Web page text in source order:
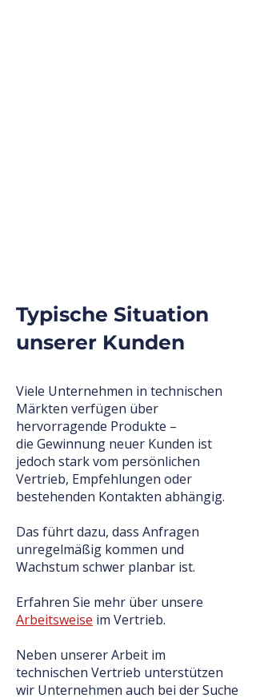
Typische Situation
unserer Kunden
Viele Unternehmen in technischen
Märkten verfügen über
hervorragende Produkte –
die Gewinnung neuer Kunden ist
jedoch stark vom persönlichen
Vertrieb, Empfehlungen oder
bestehenden Kontakten abhängig.
Das führt dazu, dass Anfragen
unregelmäßig kommen und
Wachstum schwer planbar ist.
Erfahren Sie mehr über unsere
Arbeitsweise im Vertrieb.
Neben unserer Arbeit im
technischen Vertrieb unterstützen
wir Unternehmen auch bei der Suche